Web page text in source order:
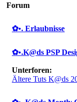
Forum
✿ •. Erlaubnisse
✿ •.K@ds PSP
Unterforen:
Ältere Tuts K@ds